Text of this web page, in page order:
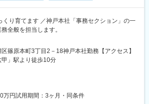
くり育てます ／神戸本社「事務セクション」の一
全般を担当します。
篠原本町3丁目2－18神戸本社勤務【アクセス】
」駅より徒歩10分
万円試用期間：3ヶ月・同条件